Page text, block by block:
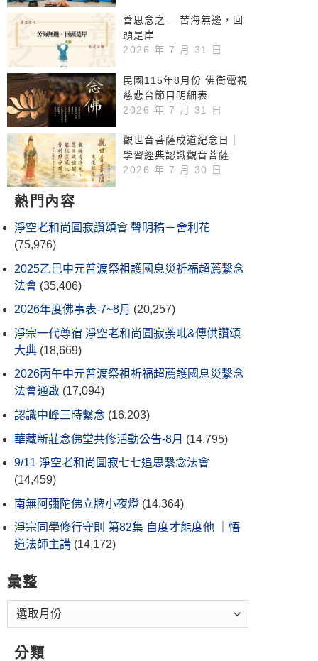
善思念之 —苦海無邊，回
頭是岸
2026 年 7 月 31 日
民國115年8月份 佛衛電視
慈悲台節目明細表
2026 年 7 月 31 日
觀世音菩薩成道紀念日｜
學習經典認識觀音菩薩
2026 年 7 月 30 日
熱門內容
淨空老和尚圓寂讚頌會 聲明稿－舍利花
(75,976)
2025乙巳中元普渡祭祖護國息災祈福超薦繫念
法會 (35,406)
2026年度佛事表-7~8月 (20,257)
淨宗一代尊宿 淨空老和尚圓寂荼毗&傳供讚頌
大典 (18,669)
2026丙午中元普渡祭祖祈福超薦護國息災繫念
法會通啟 (17,094)
認識中峰三時繫念 (16,203)
華藏新莊念佛堂共修活動公告-8月 (14,795)
9/11 淨空老和尚圓寂七七追思繫念法會
(14,459)
南無阿彌陀佛立牌小夜燈 (14,364)
淨宗同學修行守則 第82集 自度才能度他 ｜悟
道法師主講 (14,172)
彙整
分類